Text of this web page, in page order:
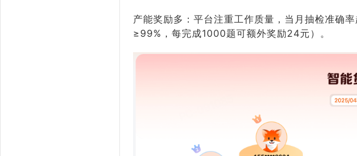
产能奖励多：平台注重工作质量，当月抽检准确
≥99%，每完成1000题可额外奖励24元）。